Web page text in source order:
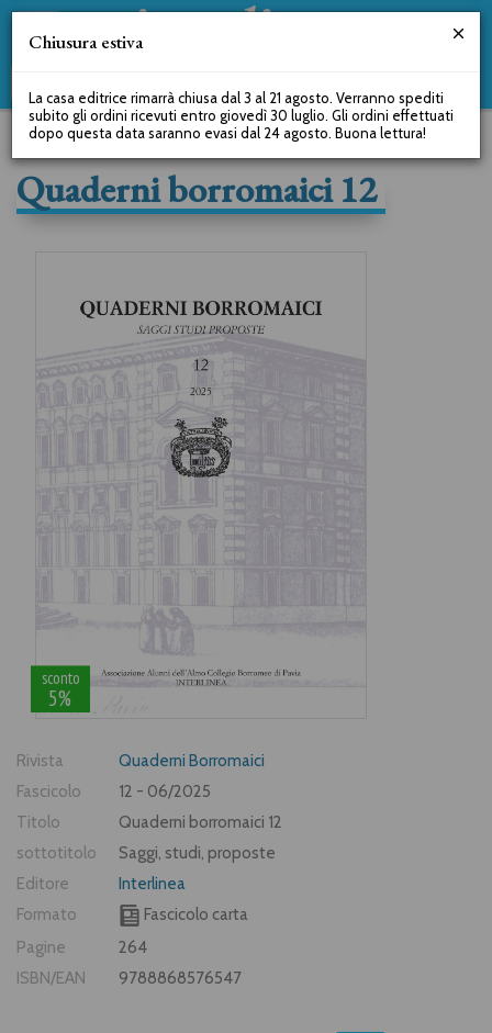
Quaderni borromaici 12
sconto
5%
Rivista
Quaderni Borromaici
Fascicolo
12 - 06/2025
Titolo
Quaderni borromaici 12
sottotitolo
Saggi, studi, proposte
Editore
Interlinea
Formato
Fascicolo carta
Pagine
264
ISBN/EAN
9788868576547
Chiusura estiva
La casa editrice rimarrà chiusa dal 3 al 21 agosto. Verranno spediti
subito gli ordini ricevuti entro giovedì 30 luglio. Gli ordini effettuati
dopo questa data saranno evasi dal 24 agosto. Buona lettura!